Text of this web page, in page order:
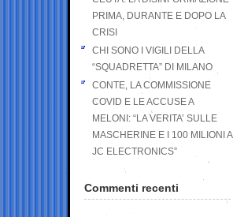
PRIMA, DURANTE E DOPO LA
CRISI
CHI SONO I VIGILI DELLA
“SQUADRETTA” DI MILANO
CONTE, LA COMMISSIONE
COVID E LE ACCUSE A
MELONI: “LA VERITA’ SULLE
MASCHERINE E I 100 MILIONI A
JC ELECTRONICS”
Commenti recenti